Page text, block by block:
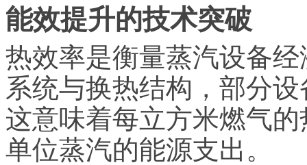
能效提升的技术突破
热效率是衡量蒸汽设备
系统与换热结构，部分
这意味着每立方米燃气
单位蒸汽的能源支出。